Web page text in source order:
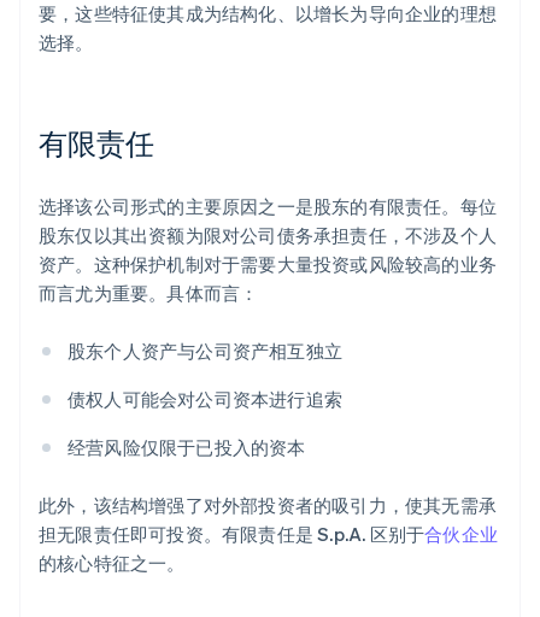
要，这些特征使其成为结构化、以增长为导向企业的理想
选择。
有限责任
选择该公司形式的主要原因之一是股东的有限责任。每位
股东仅以其出资额为限对公司债务承担责任，不涉及个人
资产。这种保护机制对于需要大量投资或风险较高的业务
而言尤为重要。具体而言：
股东个人资产与公司资产相互独立
债权人可能会对公司资本进行追索
经营风险仅限于已投入的资本
此外，该结构增强了对外部投资者的吸引力，使其无需承
担无限责任即可投资。有限责任是 S.p.A. 区别于合伙企业
的核心特征之一。